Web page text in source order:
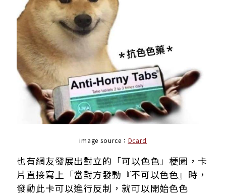
image source： Dcard
也有網友發展出對立的「可以色色」梗圖，卡
片直接寫上「當對方發動『不可以色色』時，
發動此卡可以進行反制，就可以開始色色